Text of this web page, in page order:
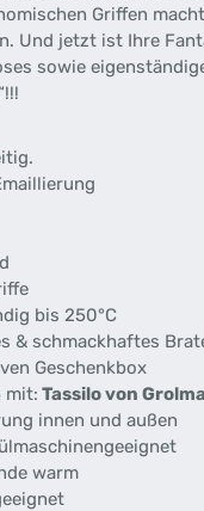
Griffen
Und jetzt ist Ihre
sowie
“!!!
bis 250°C
& schmackhaftes
Geschenkbox
mit: Tassilo von
innen und außen
warm